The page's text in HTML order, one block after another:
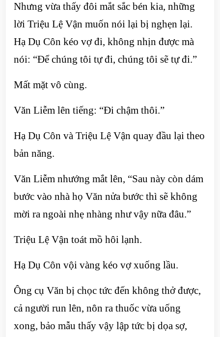
Nhưng vừa thấy đôi mắt sắc bén kia, những
lời Triệu Lệ Vận muốn nói lại bị nghẹn lại.
Hạ Dụ Côn kéo vợ đi, không nhịn được mà
nói: “Để chúng tôi tự đi, chúng tôi sẽ tự đi.”
Mất mặt vô cùng.
Văn Liễm lên tiếng: “Đi chậm thôi.”
Hạ Dụ Côn và Triệu Lệ Vận quay đầu lại theo
bản năng.
Văn Liễm nhướng mắt lên, “Sau này còn dám
bước vào nhà họ Văn nửa bước thì sẽ không
mời ra ngoài nhẹ nhàng như vậy nữa đâu.”
Triệu Lệ Vận toát mồ hôi lạnh.
Hạ Dụ Côn vội vàng kéo vợ xuống lầu.
Ông cụ Văn bị chọc tức đến không thở được,
cả người run lên, nôn ra thuốc vừa uống
xong, bảo mẫu thấy vậy lập tức bị dọa sợ,